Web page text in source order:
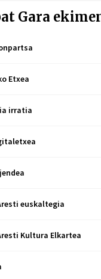
Gara
Etxea
irratia
euskaltegia
Kultura Elkartea